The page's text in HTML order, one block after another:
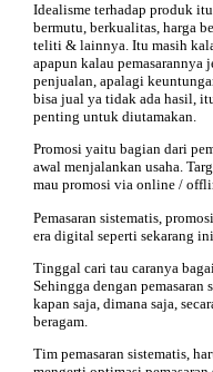
Idealisme terhadap produk
bermutu, berkualitas, harga
teliti & lainnya. Itu masih
apapun kalau
penjualan, apalagi
bisa jual ya tidak ada hasil,
penting untuk diutamakan.
Promosi yaitu bagian dari
awal menjalankan usaha.
mau promosi via online /
Pemasaran sistematis,
era digital seperti sekarang ini.
Tinggal cari tau caranya
Sehingga dengan
kapan saja, dimana saja,
beragam.
Tim pemasaran sistematis,